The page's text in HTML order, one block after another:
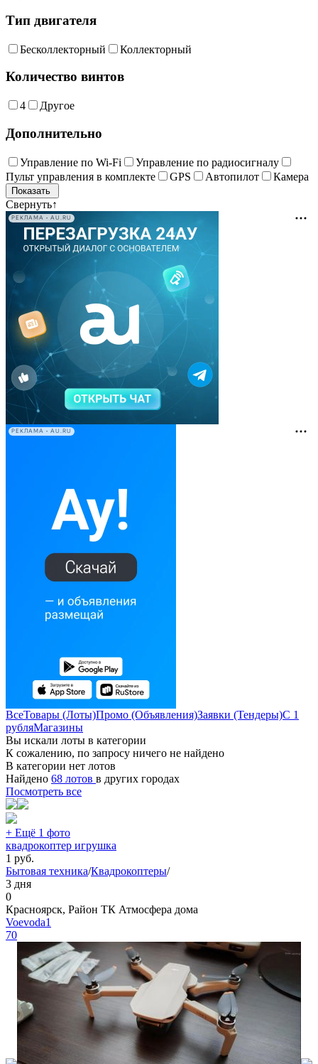
Тип двигателя
Бесколлекторный Коллекторный
Количество винтов
4 Другое
Дополнительно
Управление по Wi-Fi
Управление по радиосигналу
Пульт управления в комплекте
GPS Автопилот Камера
Свернуть↑
РЕКЛАМА • AU.RU
РЕКЛАМА • AU.RU
ВсеТовары (Лоты)Промо (Объявления)Заявки (Тендеры)С 1
рубляМагазины
Вы искали лоты в категории
К сожалению, по запросу ничего не найдено
В категории нет лотов
Найдено 68 лотов в других городах
Посмотреть все
+ Ещё 1 фото
квадрокоптер игрушка
1 руб.
Бытовая техника/Квадрокоптеры/
3 дня
0
Красноярск, Район ТК Атмосфера дома
Voevoda1
70